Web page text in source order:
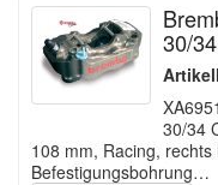
30/
30/34
108 mm, Racing,
Befestigungsbohrung…